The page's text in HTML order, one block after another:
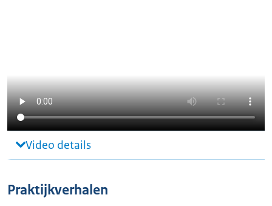
Video details
Praktijkverhalen